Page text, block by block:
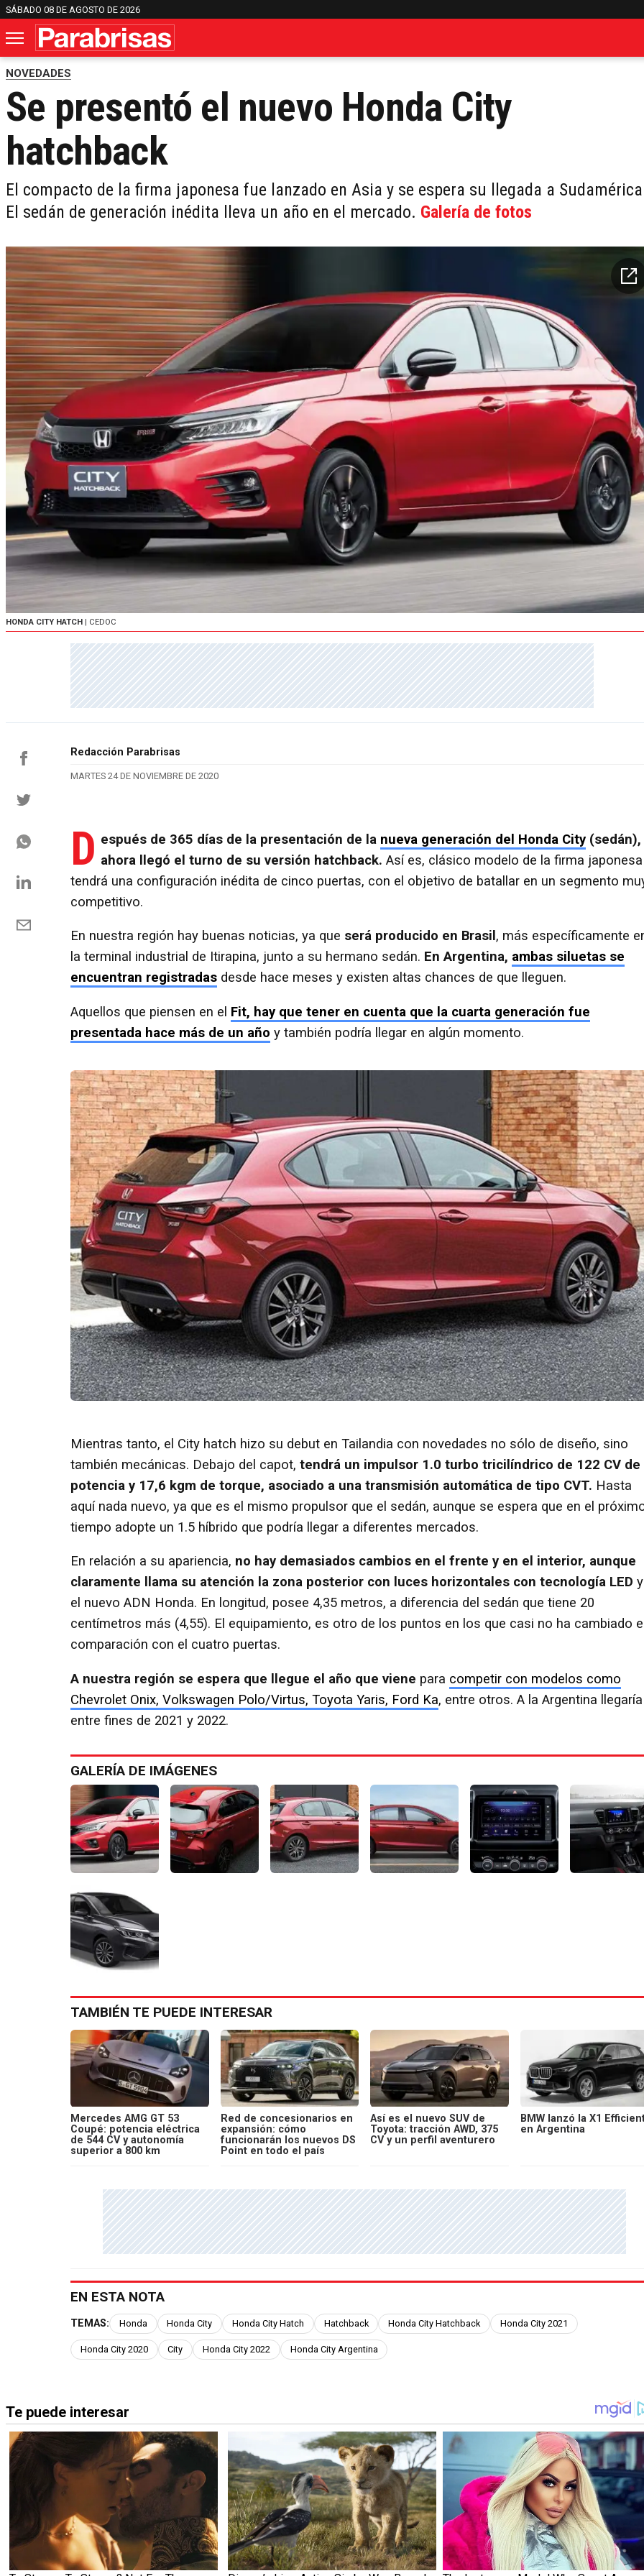
SÁBADO 08 DE AGOSTO DE 2026
NOVEDADES
Se presentó el nuevo Honda City
hatchback
El compacto de la firma japonesa fue lanzado en Asia y se espera su llegada a
El sedán de generación inédita lleva un año en el mercado. Galería de fotos
HONDA CITY HATCH | CEDOC
Redacción Parabrisas
MARTES 24 DE NOVIEMBRE DE 2020
D espués de 365 días de la presentación de la nueva generación del Honda City (sedán),
ahora llegó el turno de su versión hatchback. Así es, clásico modelo de la firma japonesa
tendrá una configuración inédita de cinco puertas, con el objetivo de batallar en un segmento
competitivo.
En nuestra región hay buenas noticias, ya que será producido en Brasil , más específicamente
la terminal industrial de Itirapina, junto a su hermano sedán. En Argentina, ambas siluetas se
encuentran registradas desde hace meses y existen altas chances de que lleguen.
Aquellos que piensen en el Fit, hay que tener en cuenta que la cuarta generación fue
presentada hace más de un año y también podría llegar en algún momento.
Mientras tanto, el City hatch hizo su debut en Tailandia con novedades no sólo de diseño, sino
también mecánicas. Debajo del capot, tendrá un impulsor 1.0 turbo tricilíndrico de 122 CV de
potencia y 17,6 kgm de torque, asociado a una transmisión automática de tipo CVT. Hasta
aquí nada nuevo, ya que es el mismo propulsor que el sedán, aunque se espera que en el
tiempo adopte un 1.5 híbrido que podría llegar a diferentes mercados.
En relación a su apariencia, no hay demasiados cambios en el frente y en el interior, aunque
claramente llama su atención la zona posterior con luces horizontales con tecnología LED y
el nuevo ADN Honda. En longitud, posee 4,35 metros, a diferencia del sedán que tiene 20
centímetros más (4,55). El equipamiento, es otro de los puntos en los que casi no ha cambiado
comparación con el cuatro puertas.
A nuestra región se espera que llegue el año que viene para competir con modelos como
Chevrolet Onix, Volkswagen Polo/Virtus, Toyota Yaris, Ford Ka, entre otros. A la Argentina llegaría
entre fines de 2021 y 2022.
GALERÍA DE IMÁGENES
TAMBIÉN TE PUEDE INTERESAR
Mercedes AMG GT 53
Coupé: potencia eléctrica
de 544 CV y autonomía
superior a 800 km
Red de concesionarios en
expansión: cómo
funcionarán los nuevos DS
Point en todo el país
Así es el nuevo SUV de
Toyota: tracción AWD, 375
CV y un perfil aventurero
BMW lanzó la X1
en Argentina
EN ESTA NOTA
TEMAS: Honda Honda City Honda City Hatch Hatchback Honda City Hatchback Honda City 2021
Honda City 2020 City Honda City 2022 Honda City Argentina